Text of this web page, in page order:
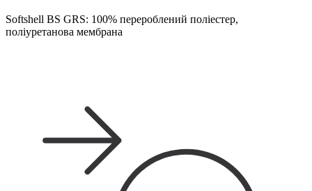
Softshell BS GRS: 100% перероблений поліестер,
поліуретанова мембрана